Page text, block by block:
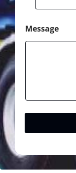
Message